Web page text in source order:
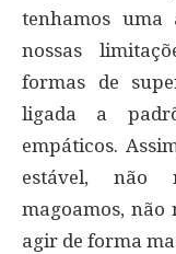
tenhamos uma
nossas
formas de
ligada a
empáticos.
estável, não
magoamos, não
agir de forma